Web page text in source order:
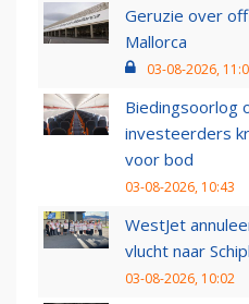
Geruzie over
Mallorca
03-08-2026,
Biedingsoorlog
investeerders
voor bod
03-08-2026, 10:43
WestJet
vlucht naar
03-08-2026, 10:02